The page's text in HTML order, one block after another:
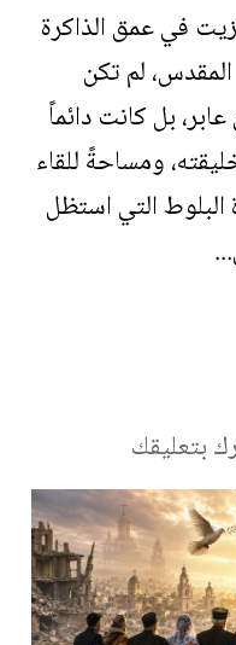
في عمق الذاكرة
لم تكن
بل كانت دائماً
ومساحةً للقاء
التي استظل
بتعليقك